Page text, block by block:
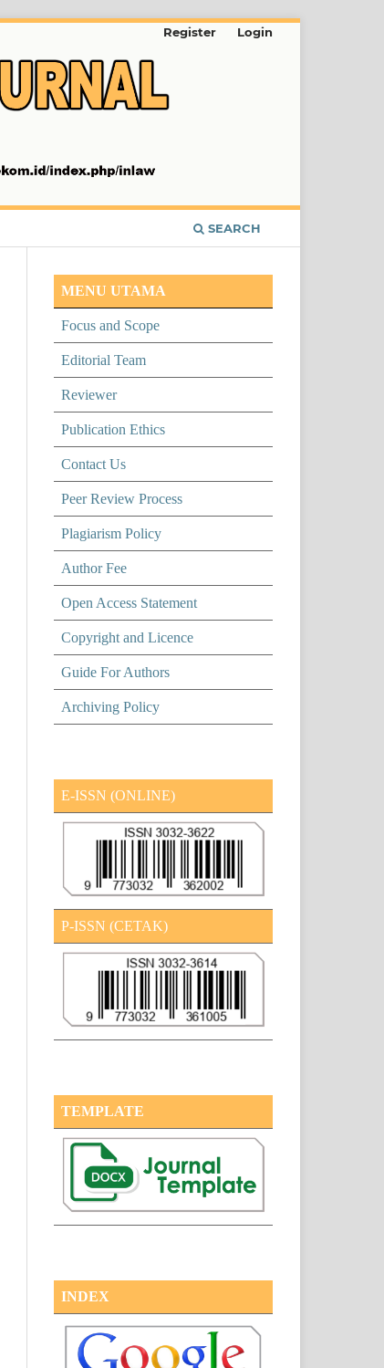
SEARCH
Register Login
MENU UTAMA
Focus and Scope
Editorial Team
Reviewer
Publication Ethics
Contact Us
Peer Review Process
Plagiarism Policy
Author Fee
Open Access Statement
Copyright and Licence
Guide For Authors
Archiving Policy
E-ISSN (ONLINE)
P-ISSN (CETAK)
TEMPLATE
INDEX